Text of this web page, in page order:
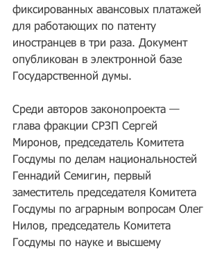
фиксированных авансовых платажей
для работающих по патенту
иностранцев в три раза. Документ
опубликован в электронной базе
Государственной думы.
Среди авторов законопроекта —
глава фракции СРЗП Сергей
Миронов, председатель Комитета
Госдумы по делам национальностей
Геннадий Семигин, первый
заместитель председателя Комитета
Госдумы по аграрным вопросам Олег
Нилов, председатель Комитета
Госдумы по науке и высшему